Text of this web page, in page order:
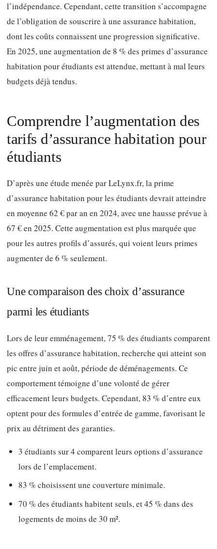
l’indépendance. Cependant, cette transition s’accompagne
de l’obligation de souscrire à une assurance habitation,
dont les coûts connaissent une progression significative.
En 2025, une augmentation de 8 % des primes d’assurance
habitation pour étudiants est attendue, mettant à mal leurs
budgets déjà tendus.
Comprendre l’augmentation des
tarifs d’assurance habitation pour
étudiants
D’après une étude menée par LeLynx.fr, la prime
d’assurance habitation pour les étudiants devrait atteindre
en moyenne 62 € par an en 2024, avec une hausse prévue à
67 € en 2025. Cette augmentation est plus marquée que
pour les autres profils d’assurés, qui voient leurs primes
augmenter de 6 % seulement.
Une comparaison des choix d’assurance
parmi les étudiants
Lors de leur emménagement, 75 % des étudiants comparent
les offres d’assurance habitation, recherche qui atteint son
pic entre juin et août, période de déménagements. Ce
comportement témoigne d’une volonté de gérer
efficacement leurs budgets. Cependant, 83 % d’entre eux
optent pour des formules d’entrée de gamme, favorisant le
prix au détriment des garanties.
3 étudiants sur 4 comparent leurs options d’assurance
lors de l’emplacement.
83 % choisissent une couverture minimale.
70 % des étudiants habitent seuls, et 45 % dans des
logements de moins de 30 m².